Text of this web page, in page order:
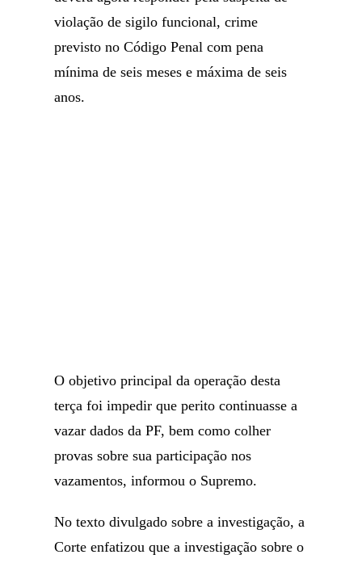
violação de sigilo funcional, crime
previsto no Código Penal com pena
mínima de seis meses e máxima de seis
anos.
O objetivo principal da operação desta
terça foi impedir que perito continuasse a
vazar dados da PF, bem como colher
provas sobre sua participação nos
vazamentos, informou o Supremo.
No texto divulgado sobre a investigação, a
Corte enfatizou que a investigação sobre o